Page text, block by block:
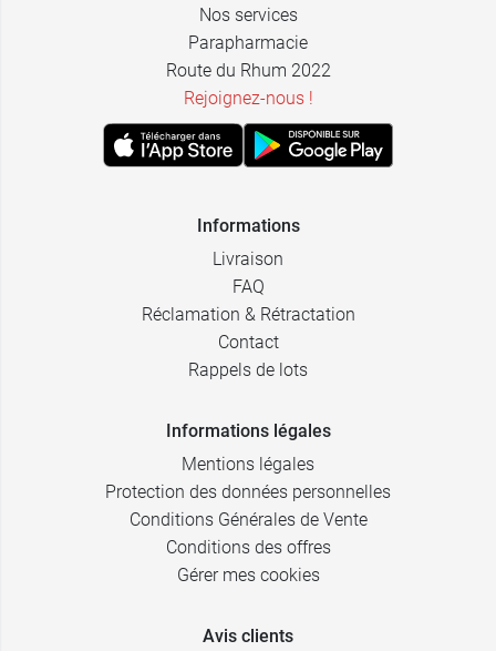
Nos services
Parapharmacie
Route du Rhum 2022
Rejoignez-nous !
Informations
Livraison
FAQ
Réclamation & Rétractation
Contact
Rappels de lots
Informations légales
Mentions légales
Protection des données personnelles
Conditions Générales de Vente
Conditions des offres
Gérer mes cookies
Avis clients